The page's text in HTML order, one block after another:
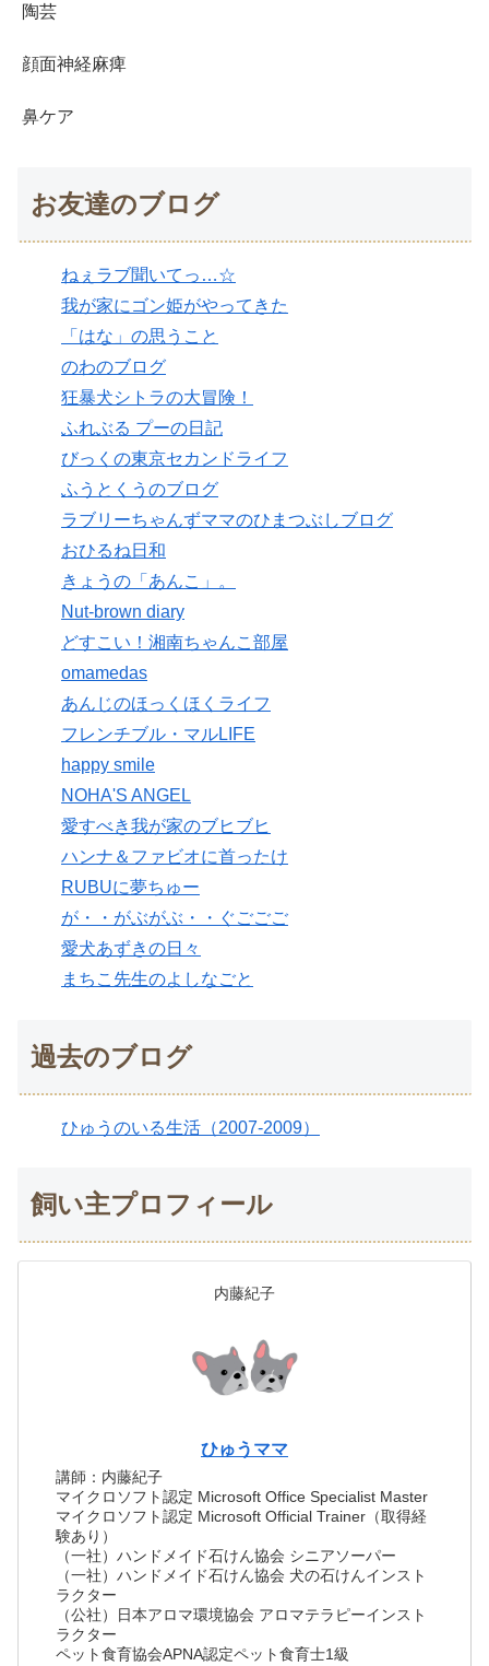
陶芸
顔面神経麻痺
鼻ケア
お友達のブログ
ねぇラブ聞いてっ…☆
我が家にゴン姫がやってきた
「はな」の思うこと
のわのブログ
狂暴犬シトラの大冒険！
ふれぶる プーの日記
びっくの東京セカンドライフ
ふうとくうのブログ
ラブリーちゃんずママのひまつぶしブログ
おひるね日和
きょうの「あんこ」。
Nut-brown diary
どすこい！湘南ちゃんこ部屋
omamedas
あんじのほっくほくライフ
フレンチブル・マルLIFE
happy smile
NOHA'S ANGEL
愛すべき我が家のブヒブヒ
ハンナ＆ファビオに首ったけ
RUBUに夢ちゅー
が・・がぶがぶ・・ぐごごご
愛犬あずきの日々
まちこ先生のよしなごと
過去のブログ
ひゅうのいる生活（2007-2009）
飼い主プロフィール
内藤紀子
ひゅうママ
講師：内藤紀子
マイクロソフト認定 Microsoft Office Specialist Master
マイクロソフト認定 Microsoft Official Trainer（取得経
験あり）
（一社）ハンドメイド石けん協会 シニアソーパー
（一社）ハンドメイド石けん協会 犬の石けんインスト
ラクター
（公社）日本アロマ環境協会 アロマテラピーインスト
ラクター
ペット食育協会APNA認定ペット食育士1級